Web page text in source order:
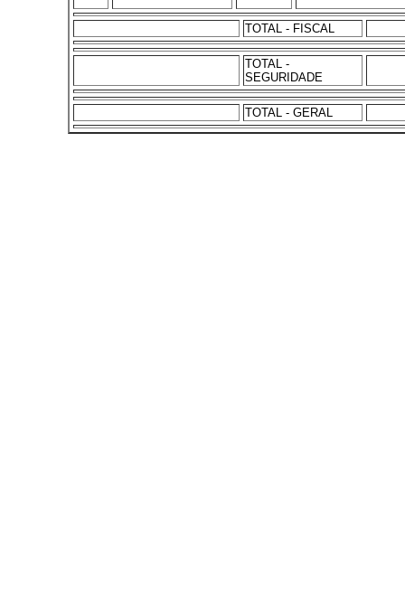
TOTAL - FISCAL
TOTAL -
SEGURIDADE
TOTAL - GERAL